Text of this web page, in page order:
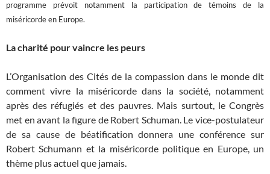
programme prévoit notamment la participation de témoins de la
miséricorde en Europe.
La charité pour vaincre les peurs
L’Organisation des Cités de la compassion dans le monde dit
comment vivre la miséricorde dans la société, notamment
après des réfugiés et des pauvres. Mais surtout, le Congrès
met en avant la figure de Robert Schuman. Le vice-postulateur
de sa cause de béatification donnera une conférence sur
Robert Schumann et la miséricorde politique en Europe, un
thème plus actuel que jamais.